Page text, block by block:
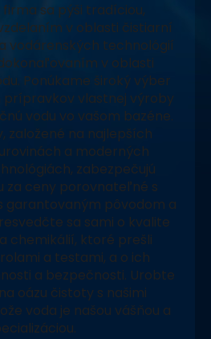
firma sa pýši tradíciou,
v oblasti čistiarní
vodárenských technológií
v oblasti
Ponúkame široký výber
prípravkov vlastnej výroby
vodu vo vašom bazéne.
založené na najlepších
a moderných
zabezpečujú
za ceny porovnateľné s
garantovaným pôvodom a
sa sami o kvalite
chemikálií, ktoré prešli
a testami, a o ich
a bezpečnosti. Urobte
oázu čistoty s našimi
voda je našou vášňou a